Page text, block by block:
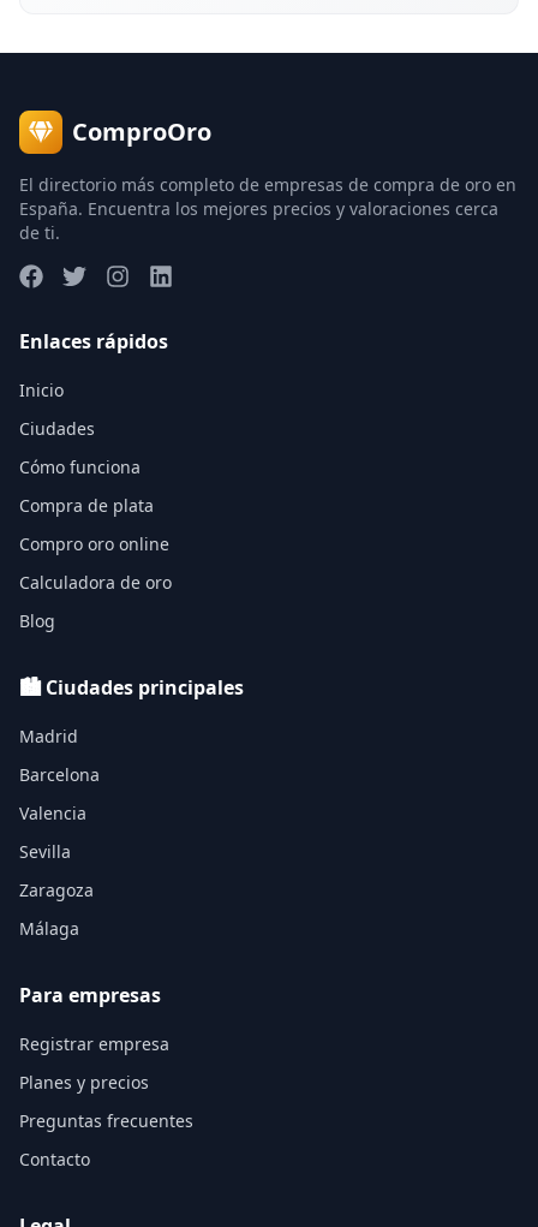
ComproOro
El directorio más completo de empresas de compra de oro en
España. Encuentra los mejores precios y valoraciones cerca
de ti.
Enlaces rápidos
Inicio
Ciudades
Cómo funciona
Compra de plata
Compro oro online
Calculadora de oro
Blog
🏙️ Ciudades principales
Madrid
Barcelona
Valencia
Sevilla
Zaragoza
Málaga
Para empresas
Registrar empresa
Planes y precios
Preguntas frecuentes
Contacto